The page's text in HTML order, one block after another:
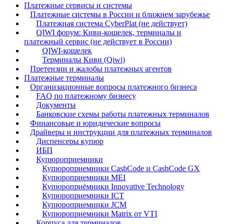
Платежные сервисы и системы
Платежные системы в России и ближнем зарубежье
Платежная система CyberPlat (не действует)
QIWI форум: Киви-кошелек, терминалы и
платежный сервис (не действует в России)
QIWI-кошелек
Терминалы Киви (Qiwi)
Претензии и жалобы платежных агентов
Платежные терминалы
Организационные вопросы платежного бизнеса
FAQ по платежному бизнесу
Документы
Банковские схемы работы платежных терминалов
Финансовые и юридические вопросы
Драйверы и инструкции для платежных терминалов
Диспенсеры купюр
ИБП
Купюроприемники
Купюроприемники CashCode и CashCode GX
Купюроприемники MEI
Купюроприёмники Innovative Technology
Купюроприемники ICT
Купюроприемники JCM
Купюроприемники Matrix от VTI